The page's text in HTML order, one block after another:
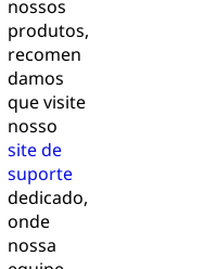
nossos
produtos,
recomen
damos
que visite
nosso
site de
suporte
dedicado,
onde
nossa